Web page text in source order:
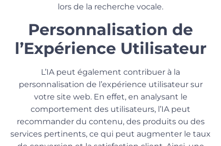
lors de la recherche vocale.
Personnalisation de
l’Expérience Utilisateur
L’IA peut également contribuer à la
personnalisation de l’expérience utilisateur sur
votre site web. En effet, en analysant le
comportement des utilisateurs, l’IA peut
recommander du contenu, des produits ou des
services pertinents, ce qui peut augmenter le taux